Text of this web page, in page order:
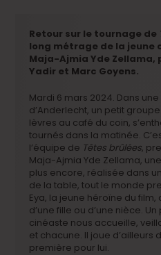
Retour sur le tournage de
long métrage de la jeune
Maja-Ajmia Yde Zellama,
Yadir et Marc Goyens.
Mardi 6 mars 2024. Dans
d’Anderlecht, un petit
lèvres au café du coin,
tournés dans la matinée.
l’équipe de Têtes brûlées,
Maja-Ajmia Yde Zellama,
plus encore, réalisée dans
de la table, tout le monde
Eya, la jeune héroïne du
d’une fille ou d’une nièce.
cinéaste nous accueille,
et chacune. Il joue d’ailleurs
première pour lui.